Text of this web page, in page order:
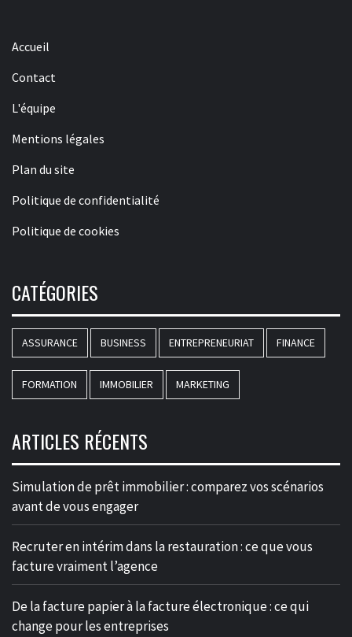
Accueil
Contact
L'équipe
Mentions légales
Plan du site
Politique de confidentialité
Politique de cookies
CATÉGORIES
ASSURANCE BUSINESS ENTREPRENEURIAT FINANCE
FORMATION IMMOBILIER MARKETING
ARTICLES RÉCENTS
Simulation de prêt immobilier : comparez vos scénarios
avant de vous engager
Recruter en intérim dans la restauration : ce que vous
facture vraiment l’agence
De la facture papier à la facture électronique : ce qui
change pour les entreprises